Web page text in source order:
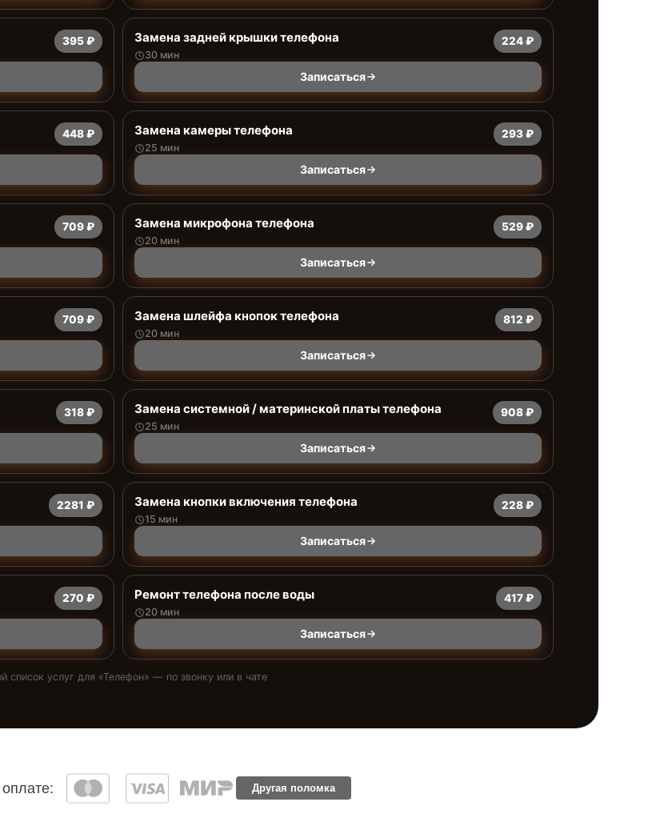
395 ₽ Замена задней крышки телефона
30 мин
224 ₽
Записаться
448 ₽ Замена камеры телефона
25 мин
293 ₽
Записаться
709 ₽ Замена микрофона телефона
20 мин
529 ₽
Записаться
709 ₽ Замена шлейфа кнопок телефона
20 мин
812 ₽
Записаться
318 ₽ Замена системной / материнской платы телефона
25 мин
908 ₽
Записаться
2281 ₽ Замена кнопки включения телефона
15 мин
228 ₽
Записаться
270 ₽ Ремонт телефона после воды
20 мин
417 ₽
Записаться
список услуг для «Телефон» — по звонку или в чате
Другая поломка